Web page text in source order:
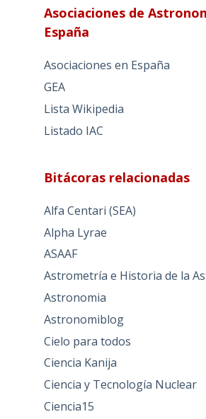
Asociaciones de
España
Asociaciones en España
GEA
Lista Wikipedia
Listado IAC
Bitácoras relacionadas
Alfa Centari (SEA)
Alpha Lyrae
ASAAF
Astrometría e Historia de la
Astronomia
Astronomiblog
Cielo para todos
Ciencia Kanija
Ciencia y Tecnología Nuclear
Ciencia15